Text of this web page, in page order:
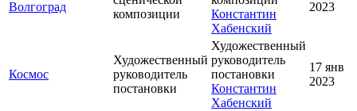
Волгоград
композиции
Константин
Хабенский
2023
Космос
Художественный
руководитель
постановки
Художественный
руководитель
постановки
Константин
Хабенский
17 янв
2023